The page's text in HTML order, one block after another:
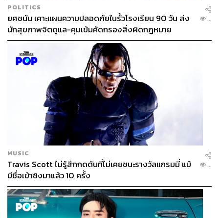
POLITICS
ยศชนัน เคาะแผนความปลอดภัยในรั้วโรงเรียน 90 วัน ส่ง
นักสุขภาพจิตดูแล-คุมเข้มคัดกรองสิ่งผิดกฎหมาย
...
MUSIC
Travis Scott ไม่รู้สึกกดดันที่ไม่เคยชนะรางวัลแกรมมี่ แม้
มีชื่อเข้าชิงมาแล้ว 10 ครั้ง
...